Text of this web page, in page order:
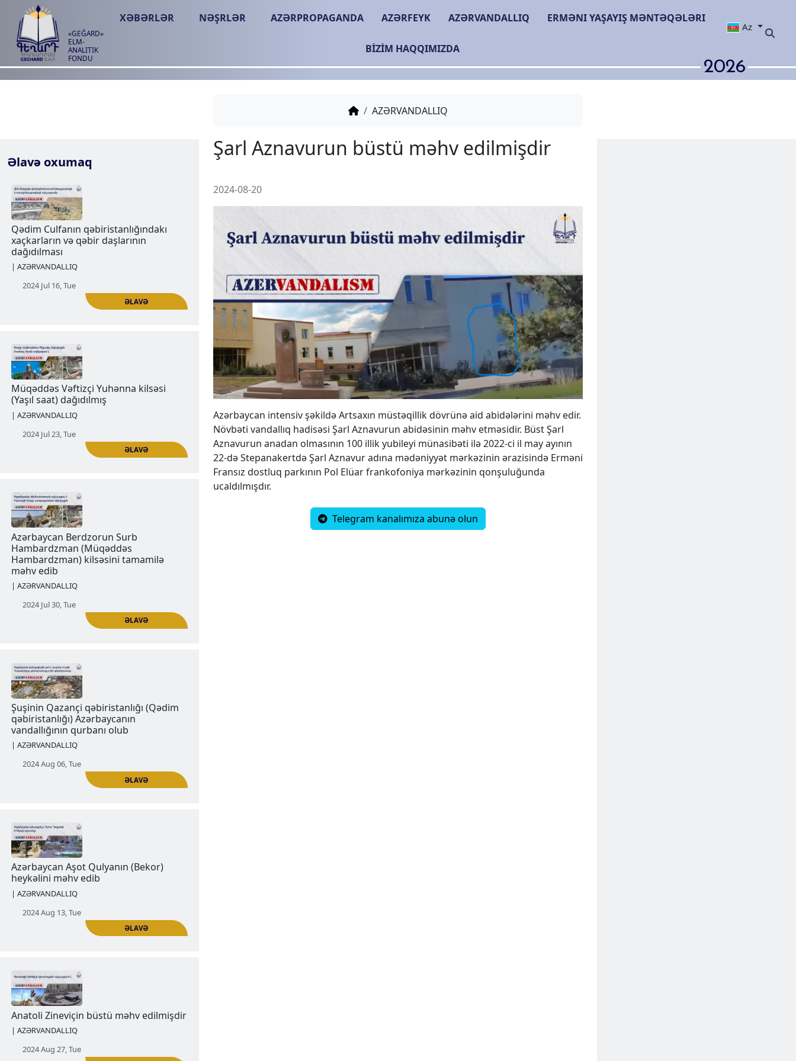
«GEĞARD»
ELM-
ANALITIK
FONDU
XƏBƏRLƏR NƏŞRLƏR AZƏRPROPAGANDA AZƏRFEYK AZƏRVANDALLIQ ERMƏNI YAŞAYIŞ MƏNTƏQƏLƏRI
BIZIM HAQQIMIZDA
Az
2026
Əlavə oxumaq
Qədim Culfanın qəbiristanlığındakı
xaçkarların və qəbir daşlarının
2024 Jul 16, Tue
(Yaşıl saat) dağıdılmış
| AZƏRVANDALLIQ
2024 Jul 23, Tue
ƏLAVƏ
Azərbaycan Berdzorun Surb
Hambardzman (Müqəddəs
Hambardzman) kilsəsini tamamilə
məhv edib
| AZƏRVANDALLIQ
Şuşinin Qazançi qəbiristanlığı (Qədim
qəbiristanlığı) Azərbaycanın
vandallığının qurbanı olub
| AZƏRVANDALLIQ
AZƏRVANDALLIQ
2024-08-20
Azərbaycan intensiv şəkildə Artsaxın müstəqillik dövrünə aid abidələrini məhv edir.
Növbəti vandallıq hadisəsi Şarl Aznavurun abidəsinin məhv etməsidir. Büst Şarl
Aznavurun anadan olmasının 100 illik yubileyi münasibəti ilə 2022-ci il may ayının
22-də Stepanakertdə Şarl Aznavur adına mədəniyyət mərkəzinin ərazisində Erməni
Fransız dostluq parkının Pol Elüar frankofoniya mərkəzinin qonşuluğunda
ucaldılmışdır.
Telegram kanalımıza abunə olun